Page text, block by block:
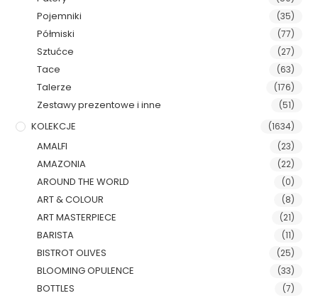
Pojemniki (35)
Półmiski (77)
Sztućce (27)
Tace (63)
Talerze (176)
Zestawy prezentowe i inne (51)
KOLEKCJE (1634)
AMALFI (23)
AMAZONIA (22)
AROUND THE WORLD (0)
ART & COLOUR (8)
ART MASTERPIECE (21)
BARISTA (11)
BISTROT OLIVES (25)
BLOOMING OPULENCE (33)
BOTTLES (7)